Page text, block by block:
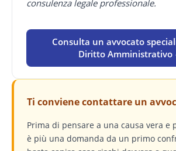
consulenza legale professionale.
Consulta un avvocato
Diritto
Ti conviene contattare un
Prima di pensare a una causa vera e
è più una domanda da un primo